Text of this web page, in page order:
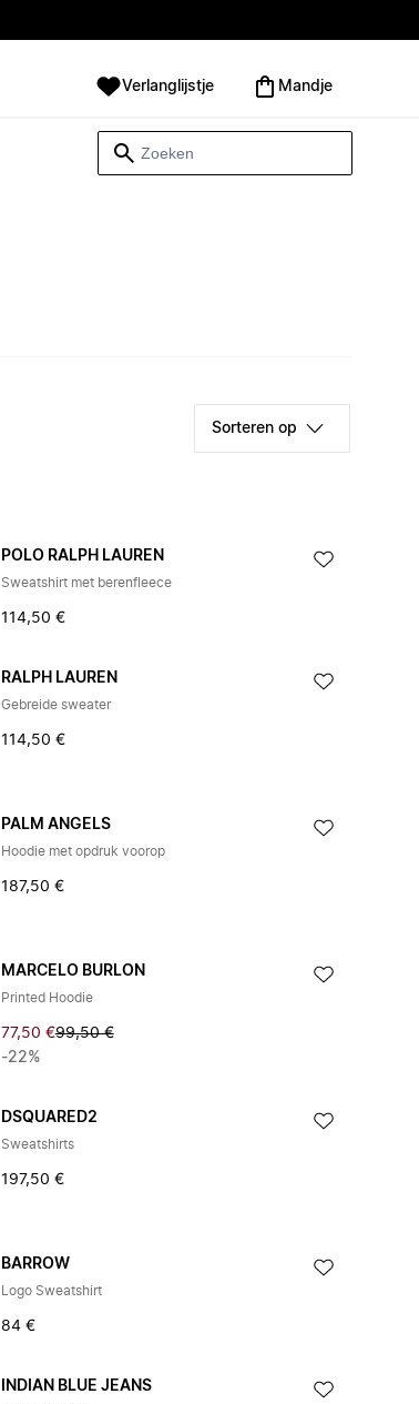
Verlanglijstje Mandje
Sorteren op
POLO RALPH LAUREN
Sweatshirt met berenfleece
114,50 €
RALPH LAUREN
Gebreide sweater
114,50 €
PALM ANGELS
Hoodie met opdruk voorop
187,50 €
MARCELO BURLON
Printed Hoodie
77,50 €99,50 €
-22%
DSQUARED2
Sweatshirts
197,50 €
BARROW
Logo Sweatshirt
84 €
INDIAN BLUE JEANS